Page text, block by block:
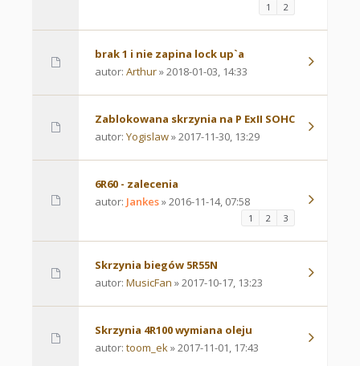
1 2
brak 1 i nie zapina lock up`a
autor: Arthur» 2018-01-03, 14:33
Zablokowana skrzynia na P ExII SOHC
autor: Yogislaw» 2017-11-30, 13:29
6R60 - zalecenia
autor: Jankes» 2016-11-14, 07:58
1 2 3
Skrzynia biegów 5R55N
autor: MusicFan » 2017-10-17, 13:23
Skrzynia 4R100 wymiana oleju
autor: toom_ek» 2017-11-01, 17:43